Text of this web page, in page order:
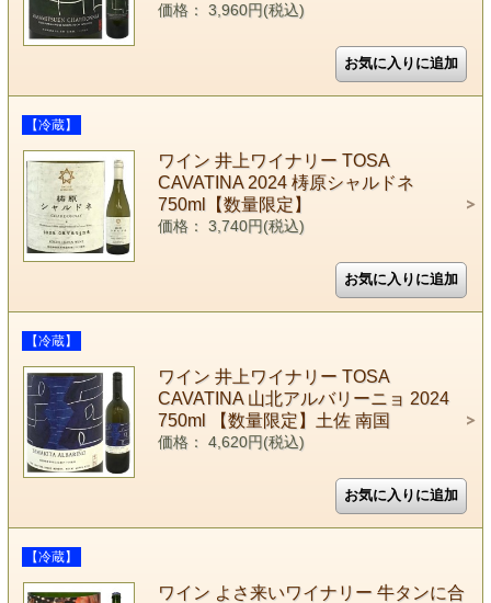
価格： 3,960円(税込)
【冷蔵】
ワイン 井上ワイナリー TOSA
CAVATINA 2024 梼原シャルドネ
750ml【数量限定】
価格： 3,740円(税込)
【冷蔵】
ワイン 井上ワイナリー TOSA
CAVATINA 山北アルバリーニョ 2024
750ml 【数量限定】土佐 南国
価格： 4,620円(税込)
【冷蔵】
ワイン よさ来いワイナリー 牛タンに合